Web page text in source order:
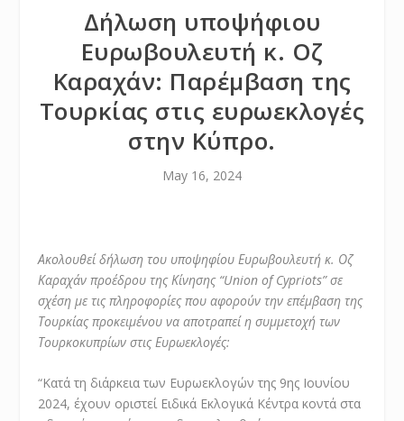
Δήλωση υποψήφιου
Ευρωβουλευτή κ. Οζ
Καραχάν: Παρέμβαση της
Τουρκίας στις ευρωεκλογές
στην Κύπρο.
May 16, 2024
Ακολουθεί δήλωση του υποψηφίου Ευρωβουλευτή κ. Οζ
Καραχάν προέδρου της Κίνησης “Union of Cypriots” σε
σχέση με τις πληροφορίες που αφορούν την επέμβαση της
Τουρκίας προκειμένου να αποτραπεί η συμμετοχή των
Τουρκοκυπρίων στις Ευρωεκλογές:
“Κατά τη διάρκεια των Ευρωεκλογών της 9ης Ιουνίου
2024, έχουν οριστεί Ειδικά Εκλογικά Κέντρα κοντά στα